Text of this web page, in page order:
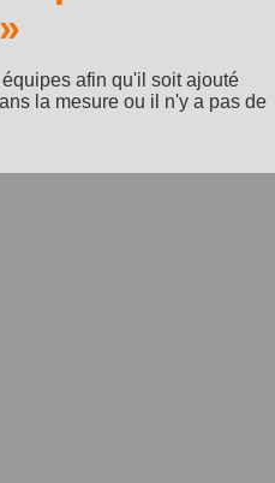
»
afin qu'il soit ajouté
la mesure ou il n'y a pas de